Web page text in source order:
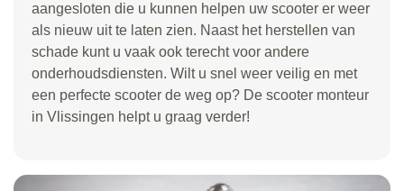
aangesloten die u kunnen helpen uw scooter er weer
als nieuw uit te laten zien. Naast het herstellen van
schade kunt u vaak ook terecht voor andere
onderhoudsdiensten. Wilt u snel weer veilig en met
een perfecte scooter de weg op? De scooter monteur
in Vlissingen helpt u graag verder!